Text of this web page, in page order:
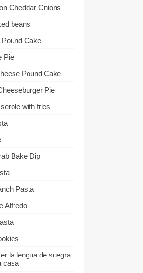
Cheddar Onions
beans
Pound Cake
Pie
Pound Cake
Pie
with fries
Bake Dip
Pasta
Alfredo
la lengua de suegra
casa